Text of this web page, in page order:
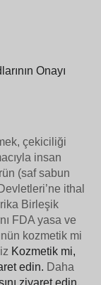
Onayı
çekiciliği
insan
(saf sabun
ithal
Birleşik
FDA yasa ve
kozmetik mi
Kozmetik mi,
edin. Daha
ziyaret edin.